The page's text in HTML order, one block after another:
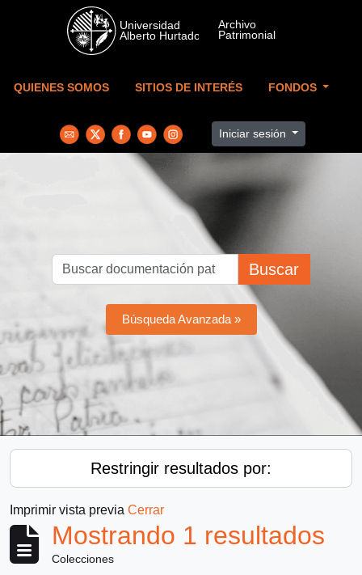
Skip to main content
QUIENES SOMOS SITIOS DE INTERÉS FONDOS
Iniciar sesión
Buscar
Búsqueda Avanzada »
Restringir resultados por:
Imprimir vista previa Cerrar
Mostrando 1 resultados
Colecciones